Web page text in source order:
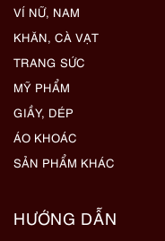
VÍ NỮ, NAM
KHĂN, CÀ VẠT
TRANG SỨC
MỸ PHẨM
GIẦY, DÉP
ÁO KHOÁC
SẢN PHẨM KHÁC
HƯỚNG DẪN